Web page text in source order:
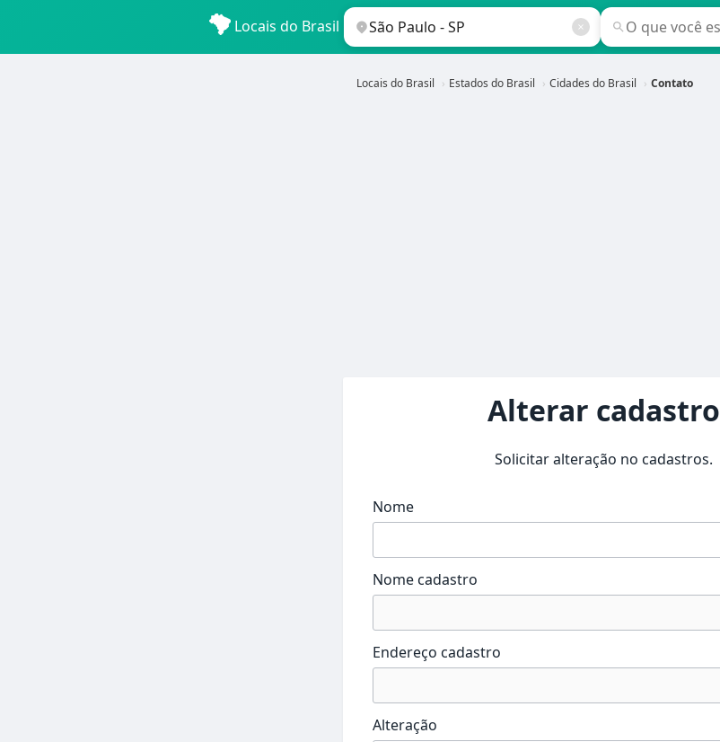
Locais do Brasil
Locais do Brasil Estados do Brasil Cidades do Brasil Contato
Alterar cadastro
Solicitar alteração no cadastros.
Nome
Nome cadastro
Endereço cadastro
Alteração